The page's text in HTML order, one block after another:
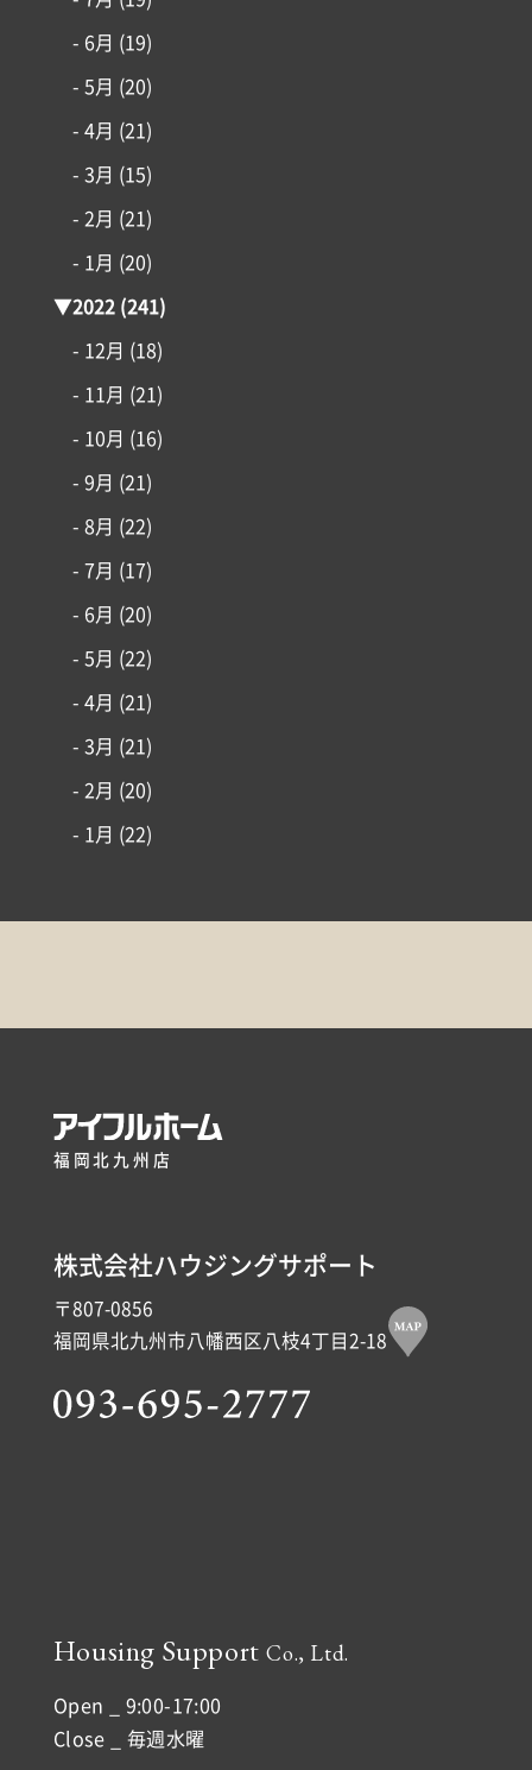
- 6月 (19)
- 5月 (20)
- 4月 (21)
- 3月 (15)
- 2月 (21)
- 1月 (20)
▼2022(241)
- 12月 (18)
- 11月 (21)
- 10月 (16)
- 9月 (21)
- 8月 (22)
- 7月 (17)
- 6月 (20)
- 5月 (22)
- 4月 (21)
- 3月 (21)
- 2月 (20)
- 1月 (22)
福岡北九州店
株式会社ハウジングサポート
〒807-0856
福岡県北九州市八幡西区八枝4丁目2-18
Housing SupportCo., Ltd.
Open _ 9:00-17:00
Close _ 毎週水曜